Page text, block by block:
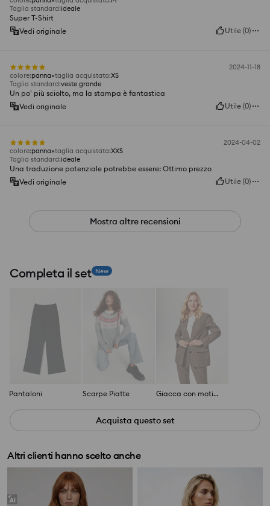
Taglia standard:ideale
Super T-Shirt
Vedi originale
Utile (0)
2024-11-18
colore:panna taglia acquistata:XS
Taglia standard:veste grande
Un po' più sciolto, ma la stampa è fantastica
Vedi originale
Utile (0)
2024-04-02
colore:panna taglia acquistata:XXS
Taglia standard:ideale
Una traduzione potenziale potrebbe essere: Ottimo prezzo
Vedi originale
Utile (0)
Mostra altre recensioni
Completa il set New
Pantaloni Scarpe Piatte Giacca con motivo pied de poule
Acquista questo set
Altri clienti hanno scelto anche